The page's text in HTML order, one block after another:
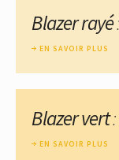
Blazer rayé
EN SAVOIR PLUS
Blazer vert:
EN SAVOIR PLUS